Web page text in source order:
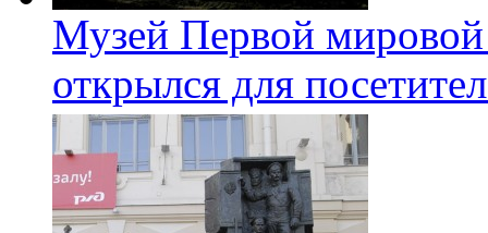
Музей Первой
открылся для